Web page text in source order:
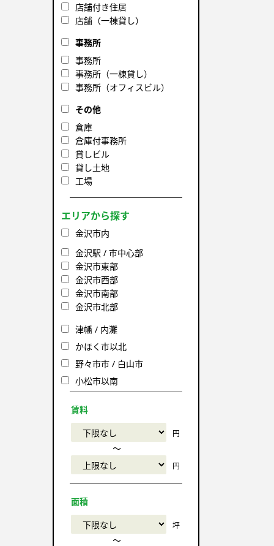
店舗付き住居
店舗（一棟貸し）
事務所
事務所
事務所（一棟貸し）
事務所（オフィスビル）
その他
倉庫
倉庫付事務所
貸しビル
貸し土地
工場
エリアから探す
金沢市内
金沢駅 / 市中心部
金沢市東部
金沢市西部
金沢市南部
金沢市北部
津幡 / 内灘
かほく市以北
野々市市 / 白山市
小松市以南
賃料
円
〜
円
面積
坪
〜